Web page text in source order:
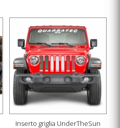
Inserto griglia UnderTheSun